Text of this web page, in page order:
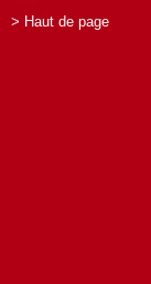
> Haut de page